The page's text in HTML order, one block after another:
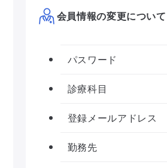
会員情報の変更について
パスワード
診療科目
登録メールアドレス
勤務先